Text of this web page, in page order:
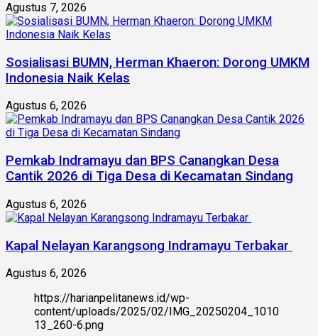
Agustus 7, 2026
Sosialisasi BUMN, Herman Khaeron: Dorong UMKM
Indonesia Naik Kelas
Agustus 6, 2026
Pemkab Indramayu dan BPS Canangkan Desa
Cantik 2026 di Tiga Desa di Kecamatan Sindang
Agustus 6, 2026
Kapal Nelayan Karangsong Indramayu Terbakar
Agustus 6, 2026
https://harianpelitanews.id/wp-
content/uploads/2025/02/IMG_20250204_1010
13_260-6.png